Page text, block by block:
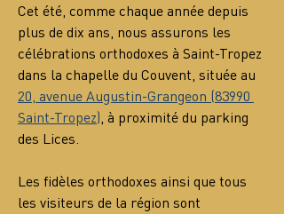
Cet été, comme chaque année depuis
plus de dix ans, nous assurons les
célébrations orthodoxes à Saint-Tropez
dans la chapelle du Couvent, située au
20, avenue Augustin-Grangeon (83990
Saint-Tropez), à proximité du parking
des Lices.
Les fidèles orthodoxes ainsi que tous
les visiteurs de la région sont